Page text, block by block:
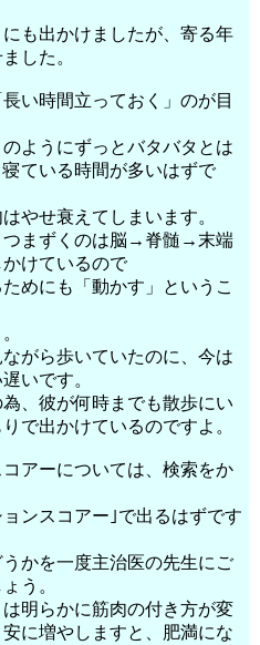
も出かけましたが、寄る年
した。
い時間立っておく」のが目
ようにずっとバタバタとは
ている時間が多いはずで
やせ衰えてしまいます。
つまずくのは脳→脊髄→末端
けているので
めにも「動かす」というこ
がら歩いていたのに、今は
いです。
、彼が何時までも散歩にい
で出かけているのですよ。
アーについては、検索をか
ンスコアー｣で出るはずです
かを一度主治医の先生にご
う。
明らかに筋肉の付き方が変
に増やしますと、肥満にな